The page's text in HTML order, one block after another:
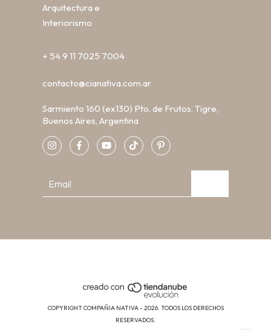
Arquitectura e
Interiorismo
+ 54 9 11 7025 7004
contacto@cianativa.com.ar
Sarmiento 160 (ex130) Pto. de Frutos. Tigre,
Buenos Aires, Argentina
COPYRIGHT COMPAÑIA NATIVA - 2026. TODOS LOS DERECHOS
RESERVADOS.